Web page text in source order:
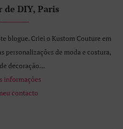
de DIY, Paris
blogue. Criei o Kustom Couture em
personalizações de moda e costura,
decoração...
informações
contacto